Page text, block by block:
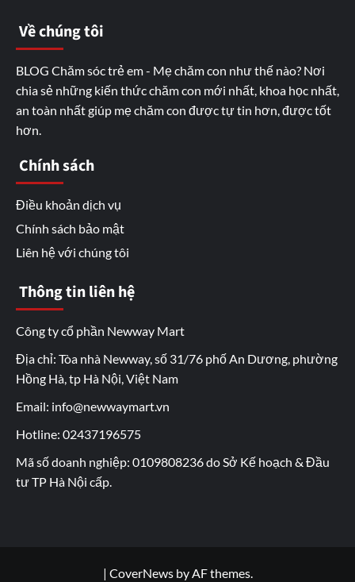
Về chúng tôi
BLOG Chăm sóc trẻ em - Mẹ chăm con như thế nào? Nơi
chia sẻ những kiến thức chăm con mới nhất, khoa học nhất,
an toàn nhất giúp mẹ chăm con được tự tin hơn, được tốt
hơn.
Chính sách
Điều khoản dịch vụ
Chính sách bảo mật
Liên hệ với chúng tôi
Thông tin liên hệ
Công ty cổ phần Newway Mart
Địa chỉ: Tòa nhà Newway, số 31/76 phố An Dương, phường
Hồng Hà, tp Hà Nội, Việt Nam
Email: info@newwaymart.vn
Hotline: 02437196575
Mã số doanh nghiệp: 0109808236 do Sở Kế hoạch & Đầu
tư TP Hà Nội cấp.
| CoverNewsby AF themes.